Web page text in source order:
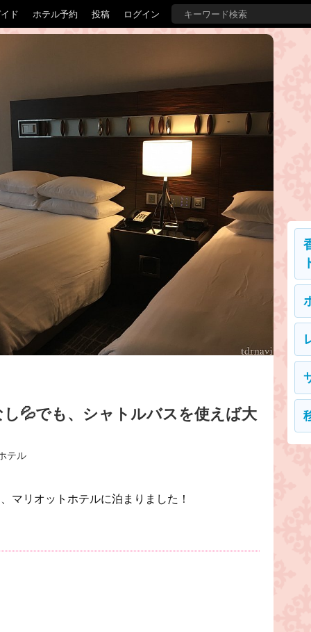
ド ホテル予約 投稿 ログイン
💦でも、シャトルバスを使えば大
テル
マリオットホテルに泊まりました！